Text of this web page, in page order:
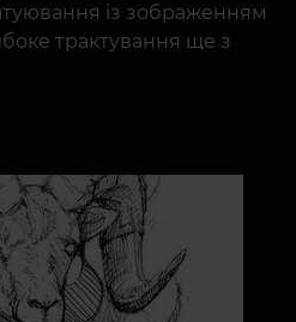
із зображенням
трактування ще з